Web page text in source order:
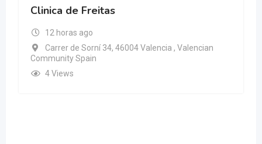
Clinica de Freitas
12 horas ago
Carrer de Sorní 34, 46004 Valencia , Valencian
Community Spain
4 Views